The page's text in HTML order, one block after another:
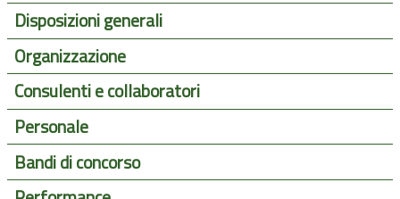
Disposizioni generali
Organizzazione
Consulenti e collaboratori
Personale
Bandi di concorso